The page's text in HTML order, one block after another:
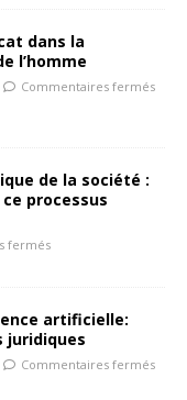
dans la
l’homme
Commentaires fermés
de la société :
processus
fermés
artificielle:
juridiques
Commentaires fermés